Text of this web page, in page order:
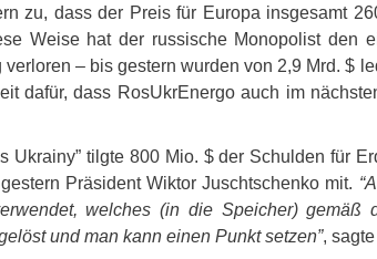
zu, dass der Preis für Europa insgesamt
Weise hat der russische Monopolist den
– bis gestern wurden von 2,9 Mrd. $
dafür, dass RosUkrEnergo auch im
Ukrainy” tilgte 800 Mio. $ der Schulden für
Präsident Wiktor Juschtschenko mit.
welches (in die Speicher) gemäß
und man kann einen Punkt setzen”,